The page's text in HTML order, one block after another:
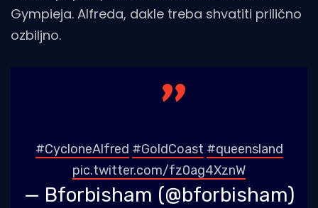
Gympieja. Alfreda, dakle treba shvatiti prilično
ozbiljno.
#CycloneAlfred #GoldCoast #queensland
pic.twitter.com/fz0ag4XznW
— Bforbisham (@bforbisham)